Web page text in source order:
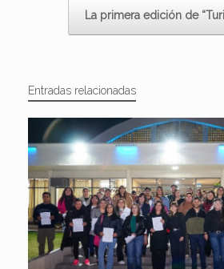
La primera edición de
Entradas relacionadas